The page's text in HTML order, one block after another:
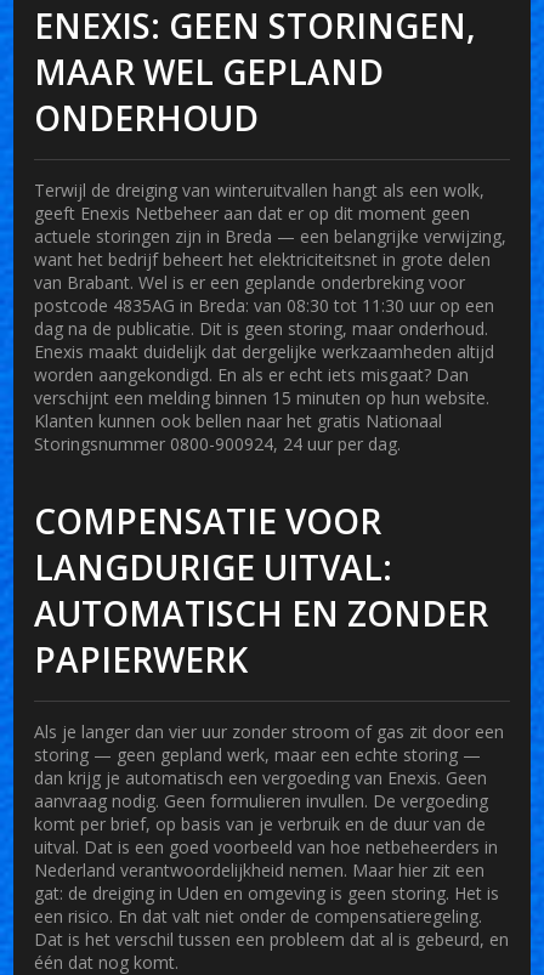
ENEXIS: GEEN STORINGEN,
MAAR WEL GEPLAND
ONDERHOUD
Terwijl de dreiging van winteruitvallen hangt als een wolk,
geeft Enexis Netbeheer aan dat er op dit moment geen
actuele storingen zijn in Breda — een belangrijke verwijzing,
want het bedrijf beheert het elektriciteitsnet in grote delen
van Brabant. Wel is er een geplande onderbreking voor
postcode 4835AG in Breda: van 08:30 tot 11:30 uur op een
dag na de publicatie. Dit is geen storing, maar onderhoud.
Enexis maakt duidelijk dat dergelijke werkzaamheden altijd
worden aangekondigd. En als er echt iets misgaat? Dan
verschijnt een melding binnen 15 minuten op hun website.
Klanten kunnen ook bellen naar het gratis Nationaal
Storingsnummer 0800-900924, 24 uur per dag.
COMPENSATIE VOOR
LANGDURIGE UITVAL:
AUTOMATISCH EN ZONDER
PAPIERWERK
Als je langer dan vier uur zonder stroom of gas zit door een
storing — geen gepland werk, maar een echte storing —
dan krijg je automatisch een vergoeding van Enexis. Geen
aanvraag nodig. Geen formulieren invullen. De vergoeding
komt per brief, op basis van je verbruik en de duur van de
uitval. Dat is een goed voorbeeld van hoe netbeheerders in
Nederland verantwoordelijkheid nemen. Maar hier zit een
gat: de dreiging in Uden en omgeving is geen storing. Het is
een risico. En dat valt niet onder de compensatieregeling.
Dat is het verschil tussen een probleem dat al is gebeurd, en
één dat nog komt.